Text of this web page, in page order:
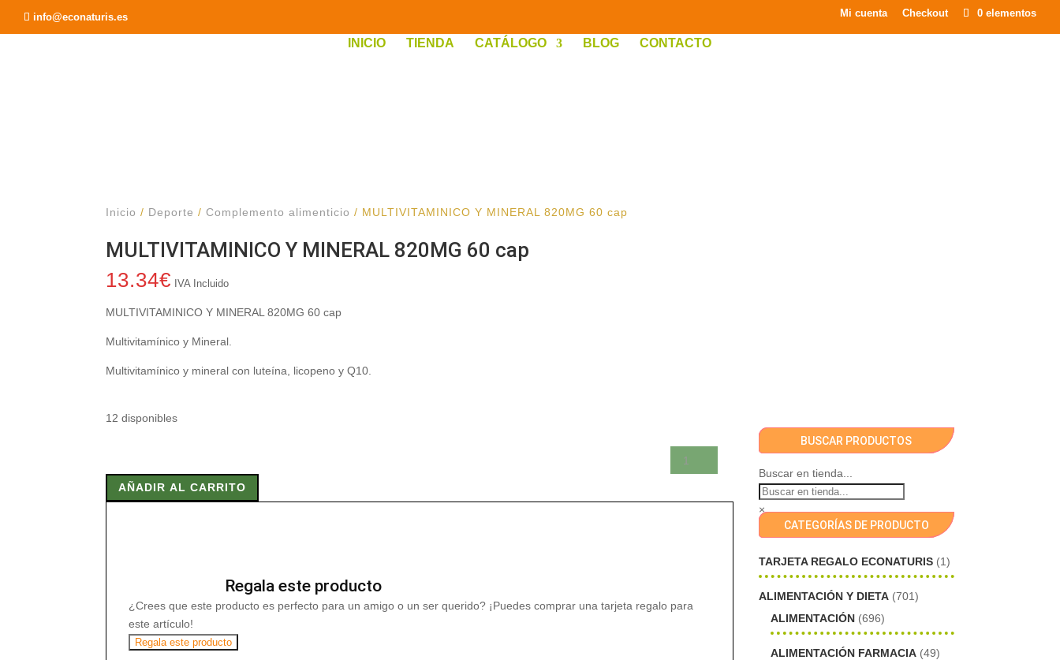
info@econaturis.es Mi cuenta Checkout 0 elementos
INICIO TIENDA CATÁLOGO BLOG CONTACTO
Inicio / Deporte /Complemento alimenticio / MULTIVITAMINICO Y MINERAL 820MG 60 cap
MULTIVITAMINICO Y MINERAL 820MG 60 cap
13.34€ IVA Incluido
MULTIVITAMINICO Y MINERAL 820MG 60 cap
Multivitamínico y Mineral.
Multivitamínico y mineral con luteína, licopeno y Q10.
12 disponibles
Y
MINERAL
AÑADIR AL CARRITO
Regala este producto
¿Crees que este producto es perfecto para un amigo o un ser querido? ¡Puedes comprar una tarjeta regalo para
este artículo!
Regala este producto
BUSCAR PRODUCTOS
Buscar en tienda...
×
CATEGORÍAS DE PRODUCTO
TARJETA REGALO ECONATURIS (1)
ALIMENTACIÓN Y DIETA (701)
ALIMENTACIÓN (696)
ALIMENTACIÓN FARMACIA (49)